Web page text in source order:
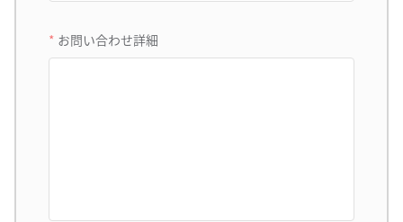
お問い合わせ詳細